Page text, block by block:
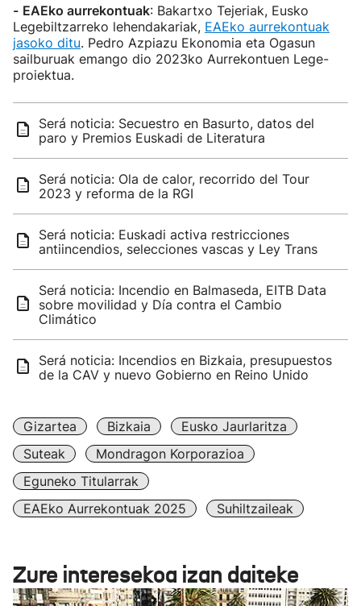
- EAEko aurrekontuak: Bakartxo Tejeriak, Eusko
Legebiltzarreko lehendakariak, EAEko aurrekontuak
jasoko ditu. Pedro Azpiazu Ekonomia eta Ogasun
sailburuak emango dio 2023ko Aurrekontuen Lege-
proiektua.
Será noticia: Secuestro en Basurto, datos del
paro y Premios Euskadi de Literatura
Será noticia: Ola de calor, recorrido del Tour
2023 y reforma de la RGI
Será noticia: Euskadi activa restricciones
antiincendios, selecciones vascas y Ley Trans
Será noticia: Incendio en Balmaseda, EITB Data
sobre movilidad y Día contra el Cambio
Climático
Será noticia: Incendios en Bizkaia, presupuestos
de la CAV y nuevo Gobierno en Reino Unido
Gizartea Bizkaia
Eusko Jaurlaritza
Suteak
Mondragon Korporazioa
Eguneko Titularrak
EAEko Aurrekontuak 2025
Suhiltzaileak
Zure interesekoa izan daiteke